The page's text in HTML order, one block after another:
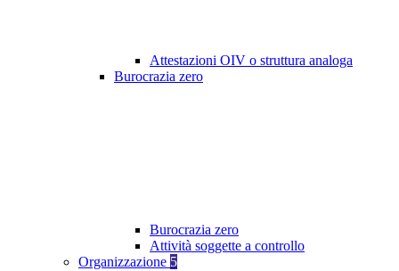
Attestazioni OIV o struttura analoga
Burocrazia zero
Burocrazia zero
Attività soggette a controllo
Organizzazione 5